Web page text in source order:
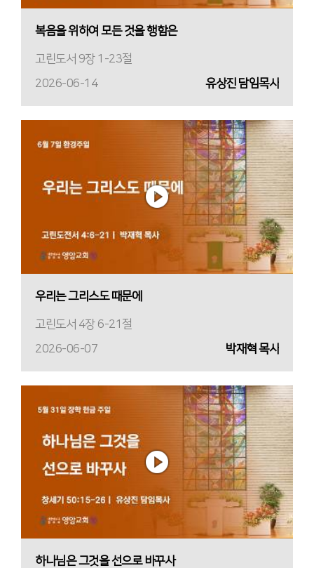
복음을 위하여 모든 것을 행함은
고린도서 9장 1-23절
2026-06-14
유상진 담임목사
우리는 그리스도 때문에
고린도서 4장 6-21절
2026-06-07
박재혁 목사
하나님은 그것을 선으로 바꾸사